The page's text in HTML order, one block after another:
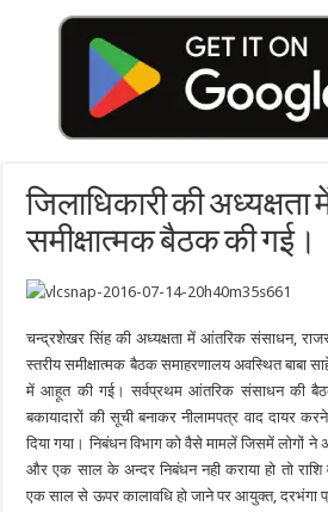
जिलाधिकारी की अध्यक्षता
समीक्षात्मक बैठक की गई।
चन्द्रशेखर सिंह की अध्यक्षता में आंतरिक संसाधन,
स्तरीय समीक्षात्मक बैठक समाहरणालय अवस्थित बाबा
में आहूत की गई। सर्वप्रथम आंतरिक संसाधन की
बकायादारों की सूची बनाकर नीलामपत्र वाद दायर करने
दिया गया। निबंधन विभाग को वैसे मामलें जिसमें लोगों ने
और एक साल के अन्दर निबंधन नही कराया हो तो राशि
एक साल से ऊपर कालावधि हो जाने पर आयुक्त, दरभंगा